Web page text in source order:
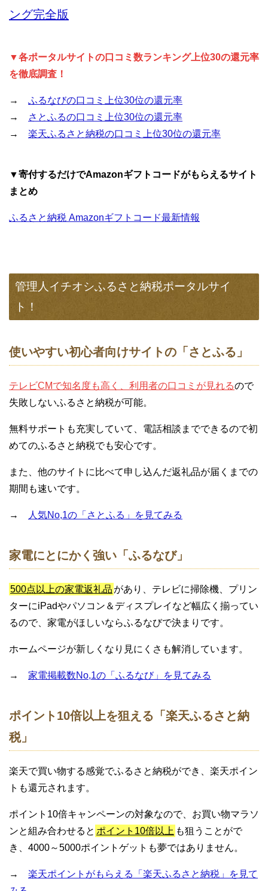
ング完全版
▼各ポータルサイトの口コミ数ランキング上位30の還元率
を徹底調査！
→ ふるなびの口コミ上位30位の還元率
→
さとふるの口コミ上位30位の還元率
→ 楽天ふるさと納税の口コミ上位30位の還元率
▼寄付するだけでAmazonギフトコードがもらえるサイト
まとめ
ふるさと納税 Amazonギフトコード最新情報
管理人イチオシふるさと納税ポータルサイ
ト！
使いやすい初心者向けサイトの「さとふる」
テレビCMで知名度も高く、利用者の口コミが見れるので
失敗しないふるさと納税が可能。
無料サポートも充実していて、電話相談までできるので初
めてのふるさと納税でも安心です。
また、他のサイトに比べて申し込んだ返礼品が届くまでの
期間も速いです。
→ 人気No,1の「さとふる」を見てみる
家電にとにかく強い「ふるなび」
500点以上の家電返礼品 があり、テレビに掃除機、プリン
ターにiPadやパソコン＆ディスプレイなど幅広く揃ってい
るので、家電がほしいならふるなびで決まりです。
ホームページが新しくなり見にくさも解消しています。
→ 家電掲載数No,1の「ふるなび」を見てみる
ポイント10倍以上を狙える「楽天ふるさと納
税」
楽天で買い物する感覚でふるさと納税ができ、楽天ポイン
トも還元されます。
ポイント10倍キャンペーンの対象なので、お買い物マラソ
ンと組み合わせると ポイント10倍以上 も狙うことがで
き、4000～5000ポイントゲットも夢ではありません。
→ 楽天ポイントがもらえる「楽天ふるさと納税」を見て